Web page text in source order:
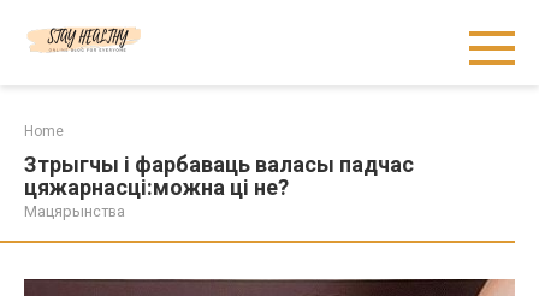
Home
Зтрыгчы і фарбаваць валасы падчас
цяжарнасці:можна ці не?
Мацярынства